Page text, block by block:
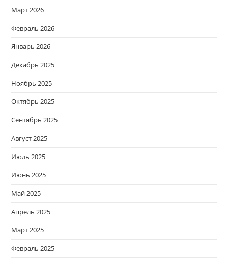
Март 2026
Февраль 2026
Январь 2026
Декабрь 2025
Ноябрь 2025
Октябрь 2025
Сентябрь 2025
Август 2025
Июль 2025
Июнь 2025
Май 2025
Апрель 2025
Март 2025
Февраль 2025